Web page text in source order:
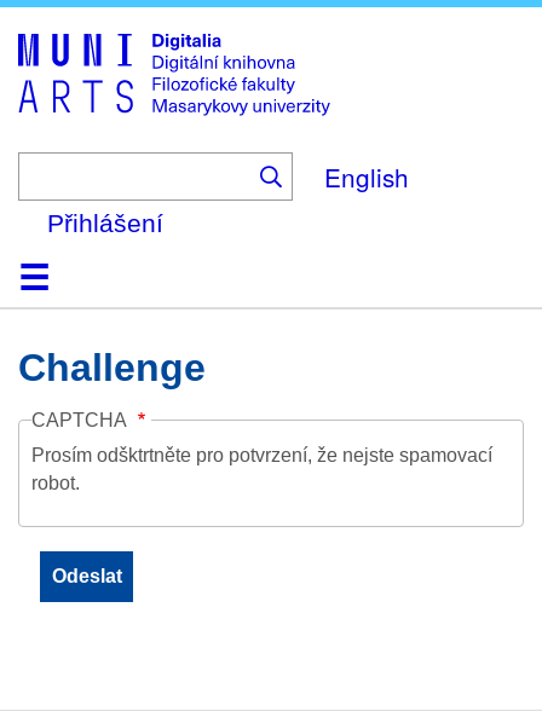
to
main
content
English
Přihlášení
DomůKolekce
Prohlížení
Vyhledávání
O platformě
Nápověda
KontaktDigitalia
Challenge
CAPTCHA
Prosím odšktrtněte pro potvrzení, že nejste spamovací
robot.